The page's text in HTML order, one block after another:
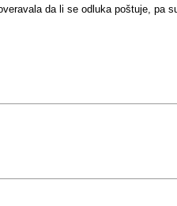
da li se odluka poštuje, pa